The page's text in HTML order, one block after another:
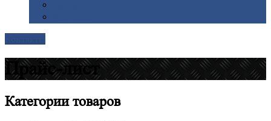
Прайс-лист
Категориитоваров